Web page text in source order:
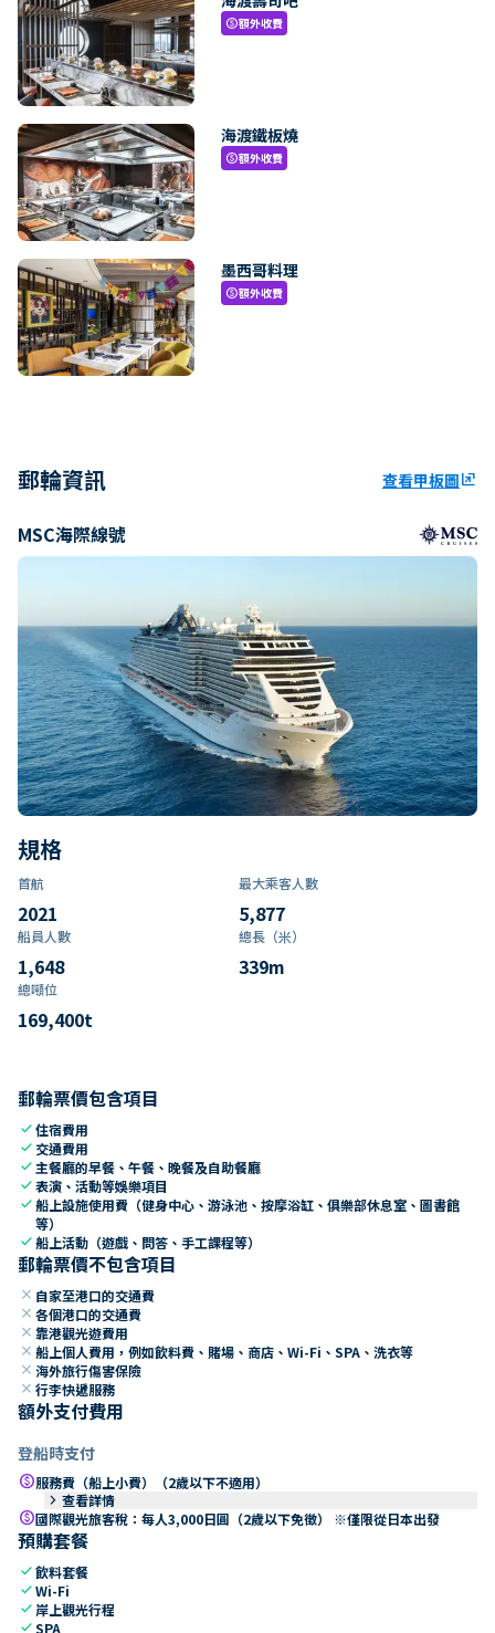
paid額外收費
海渡鐵板燒
paid額外收費
墨西哥料理
paid額外收費
郵輪資訊 查看甲板圖ungroup
MSC海際線號
規格
首航
2021
最大乘客人數
5,877
船員人數
1,648
總長（米）
339m
總噸位
169,400t
郵輪票價包含項目
check住宿費用
check 交通費用
check 主餐廳的早餐、午餐、晚餐及自助餐廳
check表演、活動等娛樂項目
check船上設施使用費（健身中心、游泳池、按摩浴缸、俱樂部休息室、圖書館
等）
check船上活動（遊戲、問答、手工課程等）
郵輪票價不包含項目
close 自家至港口的交通費
close 各個港口的交通費
close 靠港觀光遊費用
close 船上個人費用，例如飲料費、賭場、商店、Wi-Fi、SPA、洗衣等
close 海外旅行傷害保險
close 行李快遞服務
額外支付費用
登船時支付
paid服務費（船上小費）（2歲以下不適用）
keyboard_arrow_right 查看詳情
paid國際觀光旅客稅：每人3,000日圓（2歲以下免徵） ※僅限從日本出發
預購套餐
check飲料套餐
checkWi-Fi
check 岸上觀光行程
checkSPA